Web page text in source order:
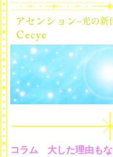
コラム 大した理由も